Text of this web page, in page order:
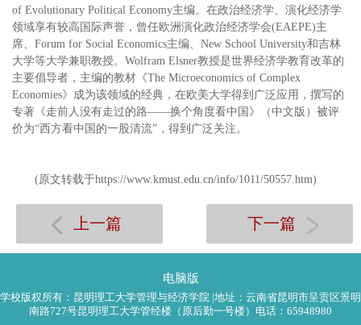
of Evolutionary Political Economy主编。在政治经济学、演化经济学
领域享有较高国际声誉，曾任欧洲演化政治经济学会(EAEPE)主
席、Forum for Social Economics主编、New School University和吉林
大学等大学兼职教授。Wolfram Elsner教授是世界经济学教育改革的
主要倡导者，主编的教材《The Microeconomics of Complex
Economies》成为该领域的经典，在欧美大学得到广泛应用，撰写的
专著《走前人没有走过的路——换个角度看中国》（中文版）被评
价为“西方看中国的一股清流”，得到广泛关注。
(原文转载于https://www.kmust.edu.cn/info/1011/50557.htm)
上一篇 下一篇
电脑版
学校版权所有：昆明理工大学管理与经济学院 |地址：云南省昆明市呈贡区景明
南路727号昆明理工大学管经楼（原后勤一号楼）电话：65948980